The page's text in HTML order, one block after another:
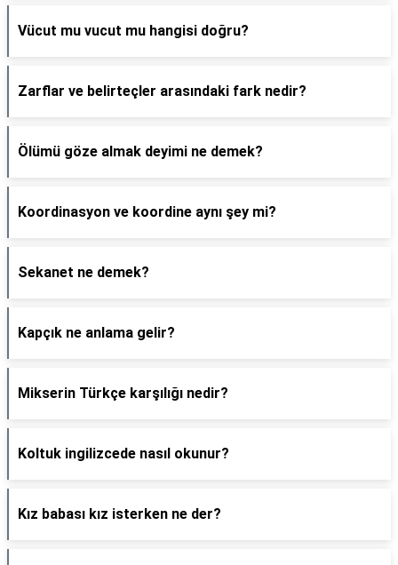
Vücut mu vucut mu hangisi doğru?
Zarflar ve belirteçler arasındaki fark nedir?
Ölümü göze almak deyimi ne demek?
Koordinasyon ve koordine aynı şey mi?
Sekanet ne demek?
Kapçık ne anlama gelir?
Mikserin Türkçe karşılığı nedir?
Koltuk ingilizcede nasıl okunur?
Kız babası kız isterken ne der?